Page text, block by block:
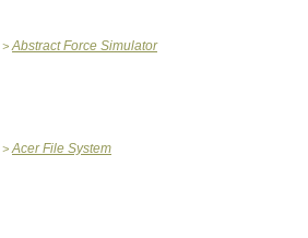
> Abstract Force Simulator
> Acer File System